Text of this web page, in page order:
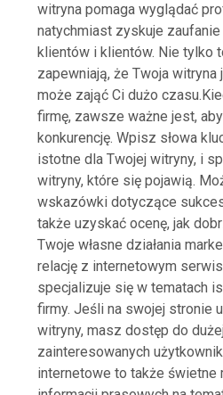
witryna pomaga wyglądać
natychmiast zyskuje
klientów i klientów. Nie tylko
zapewniają, że Twoja witryna
może zająć Ci dużo
firmę, zawsze ważne jest,
konkurencję. Wpisz słowa
istotne dla Twojej witryny, i
witryny, które się pojawią.
wskazówki dotyczące
także uzyskać ocenę, jak
Twoje własne działania
relację z internetowym
specjalizuje się w tematach
firmy. Jeśli na swojej stronie
witryny, masz dostęp do
zainteresowanych
internetowe to także świetne